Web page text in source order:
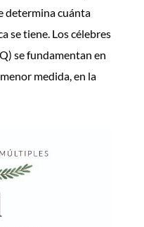
determina cuánta
se tiene. Los célebres
se fundamentan en
medida, en la